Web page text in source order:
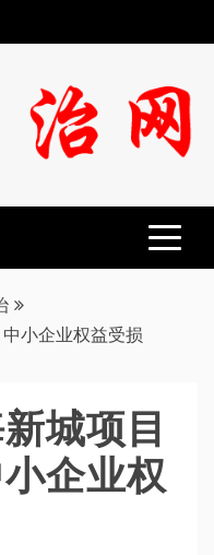
小企业权益受损
城项目
企业权